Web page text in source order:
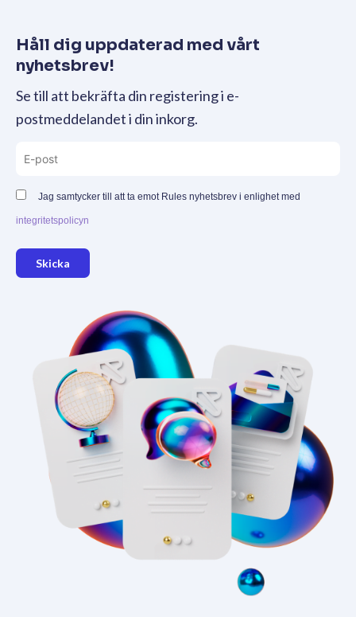
Håll dig uppdaterad med vårt
nyhetsbrev!
Se till att bekräfta din registering i e-
postmeddelandet i din inkorg.
Jag samtycker till att ta emot Rules nyhetsbrev i enlighet med
integritetspolicyn
Skicka